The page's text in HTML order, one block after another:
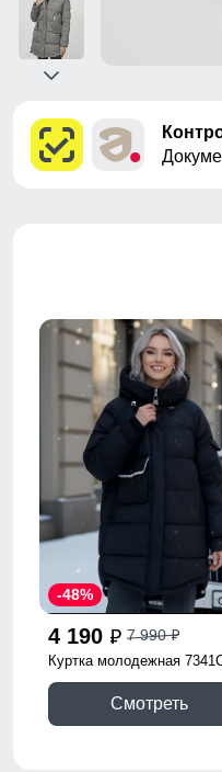
4 190 p 7 990p
-48%
Куртка молодежная
Смотреть